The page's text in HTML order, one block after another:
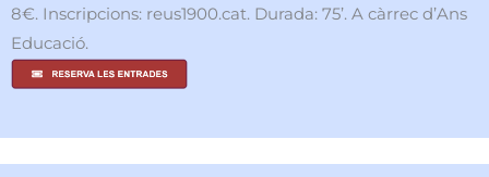
8€. Inscripcions: reus1900.cat. Durada: 75’. A càrrec d’Ans
Educació.